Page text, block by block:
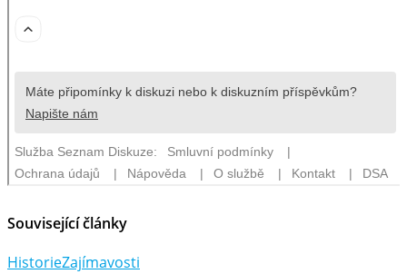
Související články
HistorieZajímavosti